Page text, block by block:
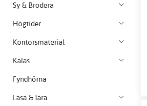
Sy & Brodera
Högtider
Kontorsmaterial
Kalas
Fyndhörna
Läsa & lära